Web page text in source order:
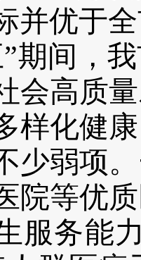
并优于全
期间，
会高质
样化健
少弱项
院等优
服务能